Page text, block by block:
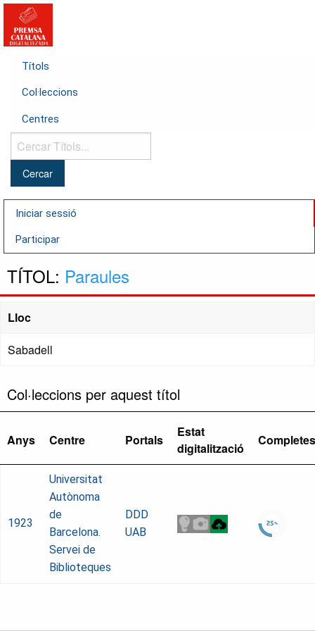
Títols
Col·leccions
Centres
Cercar
Títols...
Iniciar sessió
Participar
TÍTOL: Paraules
Lloc
Sabadell
Col·leccions per aquest títol
Anys Centre Portals
Estat
digitalització
1923
Universitat
Autònoma
de
Barcelona.
Servei de
Biblioteques
DDD
UAB